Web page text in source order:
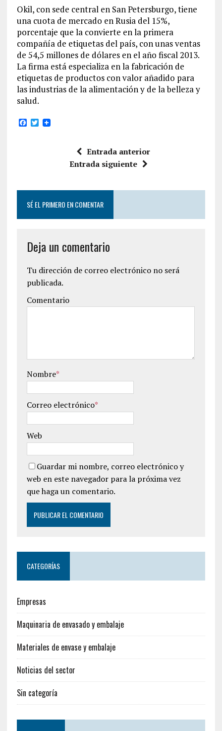
Okil, con sede central en San Petersburgo, tiene
una cuota de mercado en Rusia del 15%,
porcentaje que la convierte en la primera
compañía de etiquetas del país, con unas ventas
de 54,5 millones de dólares en el año fiscal 2013.
La firma está especializa en la fabricación de
etiquetas de productos con valor añadido para
las industrias de la alimentación y de la belleza y
salud.
F T
Entrada anterior
Entrada siguiente
SÉ EL PRIMERO EN COMENTAR
Deja un comentario
Tu dirección de correo electrónico no será
publicada.
Comentario
Nombre*
Correo electrónico*
Web
Guardar mi nombre, correo electrónico y
web en este navegador para la próxima vez
que haga un comentario.
CATEGORÍAS
Empresas
Maquinaria de envasado y embalaje
Materiales de envase y embalaje
Noticias del sector
Sin categoría